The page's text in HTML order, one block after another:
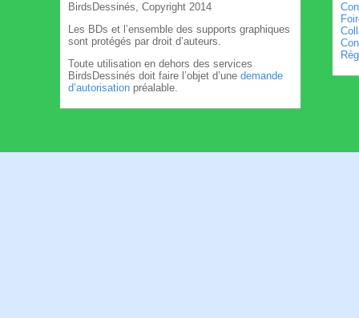
BirdsDessinés, Copyright 2014
Les BDs et l’ensemble des supports graphiques
sont protégés par droit d’auteurs.
Toute utilisation en dehors des services
BirdsDessinés doit faire l’objet d’une demande
d’autorisation préalable.